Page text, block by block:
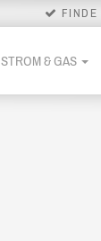
FINDE
STROM & GAS